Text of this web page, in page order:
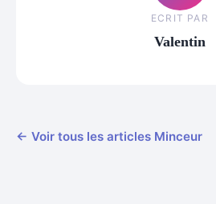
ECRIT PAR
Valentin
← Voir tous les articles Minceur